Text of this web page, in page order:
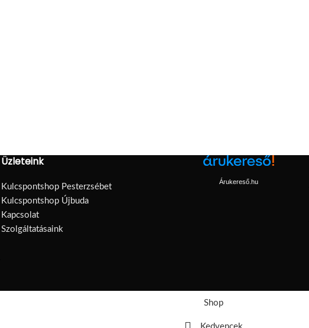
Üzleteink
Kulcspontshop Pesterzsébet
Kulcspontshop Újbuda
Kapcsolat
Szolgáltatásaink
Árukereső.hu
Shop